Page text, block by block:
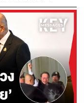
งปฏิบัติการบุกรัสเซีย
กับ พล.ท. ซีร์สกี เพื่อ
ำสงครามกลับคืนให้
มแก่ประเทศอื่น พร้อม
สันติภาพ”
ข้อสังเกตว่า การบุก
กต่างประเทศ